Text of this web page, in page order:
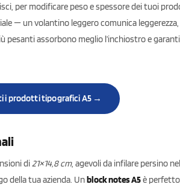
per modificare peso e spessore dei tuoi
— un volantino leggero comunica
pesanti assorbono meglio l’inchiostro e
i prodotti tipografici A5 →
di21×14,8 cm, agevoli da infilare persino
della tua azienda. Unblock notes A5è